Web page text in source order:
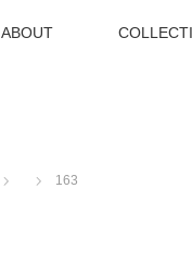
ABOUT
163